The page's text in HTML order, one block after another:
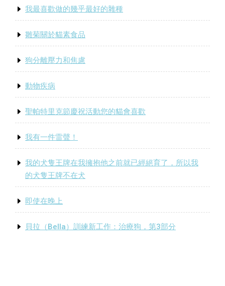
我最喜歡做的幾乎最好的雜種
雛菊關於貓素食品
狗分離壓力和焦慮
動物疾病
聖帕特里克節慶祝活動您的貓會喜歡
我有一件雷聲！
我的犬隻王牌在我擁抱他之前就已經絕育了，所以我
的犬隻王牌不在犬
即使在晚上
貝拉（Bella）訓練新工作：治療狗，第3部分